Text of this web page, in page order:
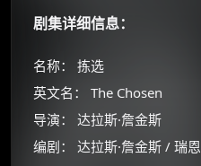
剧集详细信息：
名称： 拣选
英文名： The Chosen
导演： 达拉斯·詹金斯
编剧： 达拉斯·詹金斯 / 瑞